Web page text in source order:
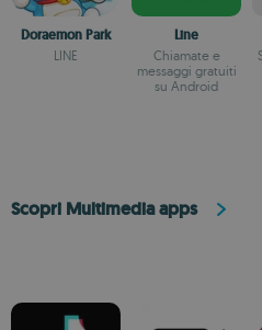
Doraemon Park
LINE
Line
Chiamate e
messaggi gratuiti
su Android
Scopri Multimedia apps